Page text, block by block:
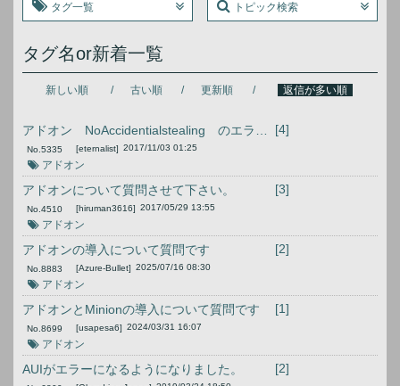
タグ一覧 トピック検索
タグ名or新着一覧
新しい順 古い順 更新順 返信が多い順
No. 5335
[4]
[eternalist] 2017/11/03 01:25
アドオン
No. 4510
アドオンについて質問させて下さい。 [3]
[hiruman3616] 2017/05/29 13:55
アドオン
No. 8883
アドオンの導入について質問です [2]
[Azure-Bullet] 2025/07/16 08:30
アドオン
No. 8699
アドオンとMinionの導入について質問です [1]
[usapesa6] 2024/03/31 16:07
アドオン
AUIがエラーになるようになりました。 [2]